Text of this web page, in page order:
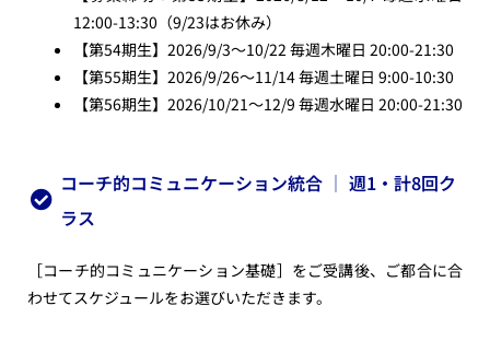
12:00-13:30 （9/23はお休み）
【第54期生】2026/9/3〜10/22 毎週木曜日 20:00-21:30
【第55期生】2026/9/26〜11/14毎週土曜日 9:00-10:30
【第56期生】2026/10/21〜12/9 毎週水曜日 20:00-21:30
コーチ的コミュニケーション統合 │ 週1・計8回ク
ラス
［コーチ的コミュニケーション基礎］をご受講後、ご都合に合
わせてスケジュールをお選びいただきます。